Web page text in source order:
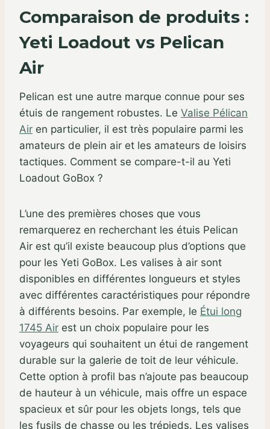
Comparaison de produits :
Yeti Loadout vs Pelican
Air
Pelican est une autre marque connue pour ses
étuis de rangement robustes. Le Valise Pélican
Air en particulier, il est très populaire parmi les
amateurs de plein air et les amateurs de loisirs
tactiques. Comment se compare-t-il au Yeti
Loadout GoBox ?
L’une des premières choses que vous
remarquerez en recherchant les étuis Pelican
Air est qu’il existe beaucoup plus d’options que
pour les Yeti GoBox. Les valises à air sont
disponibles en différentes longueurs et styles
avec différentes caractéristiques pour répondre
à différents besoins. Par exemple, le Étui long
1745 Air est un choix populaire pour les
voyageurs qui souhaitent un étui de rangement
durable sur la galerie de toit de leur véhicule.
Cette option à profil bas n’ajoute pas beaucoup
de hauteur à un véhicule, mais offre un espace
spacieux et sûr pour les objets longs, tels que
les fusils de chasse ou les trépieds. Les valises